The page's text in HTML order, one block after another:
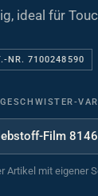
ideal für
Artikel mit eigener